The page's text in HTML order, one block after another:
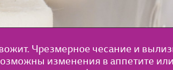
Чрезмерное чесание и
изменения в аппетите